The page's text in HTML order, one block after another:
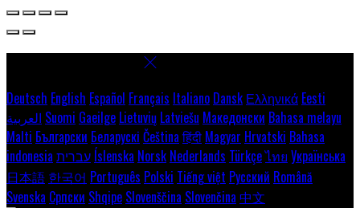
Deutsch English Español Français Italiano Dansk Ελληνικά Eesti
العربية Suomi Gaeilge Lietuvių Latviešu Македонски Bahasa melayu
Malti Български Беларускі Čeština हिंदी Magyar Hrvatski Bahasa
indonesia עברית Íslenska Norsk Nederlands Türkçeไทย Українська
日本語 한국어 Português Polski Tiếng việt Русский Română
Svenska Српски Shqipe Slovenščina Slovenčina 中文